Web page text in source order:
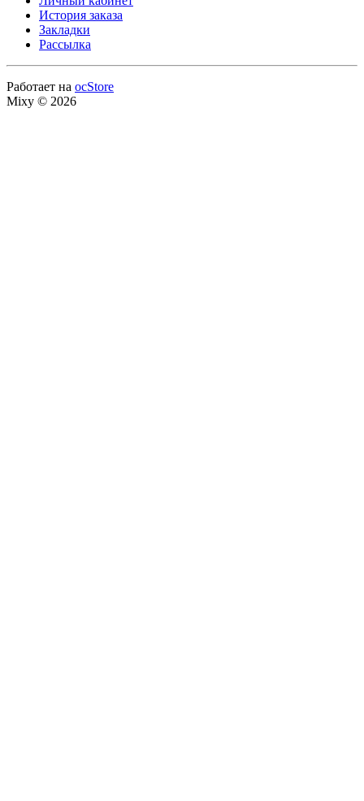
История заказа
Закладки
Рассылка
Работает на ocStore
Mixy © 2026